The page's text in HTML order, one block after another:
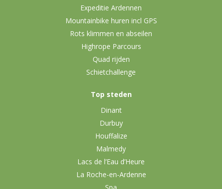
Expeditie Ardennen
Mountainbike huren incl GPS
Rots klimmen en abseilen
Highrope Parcours
Quad rijden
Schietchallenge
Top steden
Dinant
Durbuy
Houffalize
Malmedy
Lacs de l’Eau d’Heure
La Roche-en-Ardenne
Spa